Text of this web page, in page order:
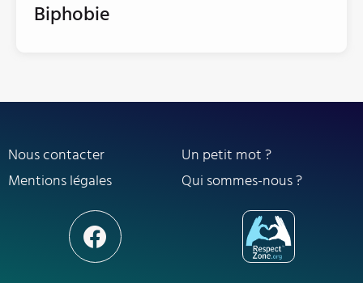
Biphobie
Nous contacter
Un petit mot ?
Mentions légales
Qui sommes-nous ?